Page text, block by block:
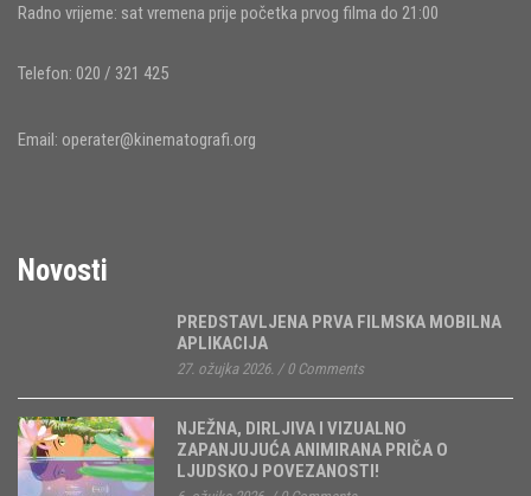
Radno vrijeme: sat vremena prije početka prvog filma do 21:00
Telefon: 020 / 321 425
Email: operater@kinematografi.org
Novosti
PREDSTAVLJENA PRVA FILMSKA MOBILNA
APLIKACIJA
27. ožujka 2026. / 0 Comments
NJEŽNA, DIRLJIVA I VIZUALNO
ZAPANJUJUĆA ANIMIRANA PRIČA O
LJUDSKOJ POVEZANOSTI!